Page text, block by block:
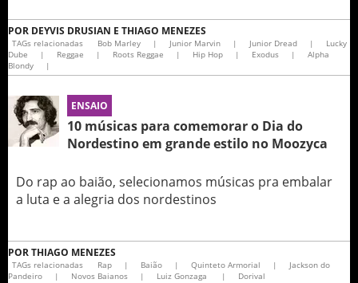
POR DEYVIS DRUSIAN E THIAGO MENEZES
TAGs relacionadas Bob Marley | Junior Marvin | Junior Dread |
Lucky
Dube
| Reggae | Roots Reggae | Hip Hop | Exodus |
Alpha
Blondy
|
ENSAIO
10 músicas para comemorar o Dia do
Nordestino em grande estilo no Moozyca
Do rap ao baião, selecionamos músicas pra embalar
a luta e a alegria dos nordestinos
PORTHIAGO MENEZES
TAGs relacionadas Rap | Baião | Quinteto Armorial |
Jackson do
Pandeiro
| Novos Baianos | Luiz Gonzaga |
Dorival